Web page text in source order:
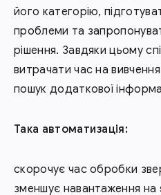
його категорію,
проблеми та
рішення. Завдяки цьому
витрачати час на
пошук додаткової
Така автоматизація:
скорочує час обробки
зменшує навантаження на